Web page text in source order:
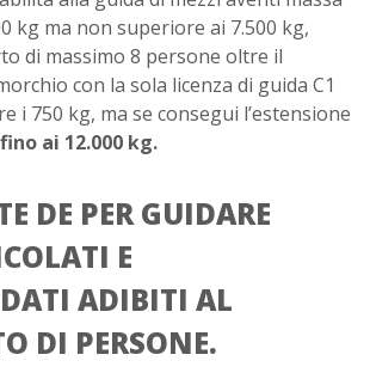
kg ma non superiore ai 7.500 kg,
di massimo 8 persone oltre il
con la sola licenza di guida C1
i 750 kg, ma se consegui l’estensione
fino ai 12.000 kg.
DE PER GUIDARE
E
ADIBITI AL
DI PERSONE.